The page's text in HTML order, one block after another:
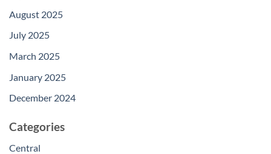
August 2025
July 2025
March 2025
January 2025
December 2024
Categories
Central